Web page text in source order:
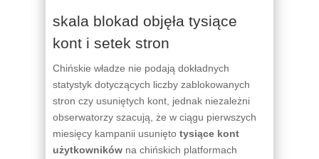
skala blokad objęła tysiące
kont i setek stron
Chińskie władze nie podają dokładnych
statystyk dotyczących liczby zablokowanych
stron czy usuniętych kont, jednak niezależni
obserwatorzy szacują, że w ciągu pierwszych
miesięcy kampanii usunięto tysiące kont
użytkowników na chińskich platformach